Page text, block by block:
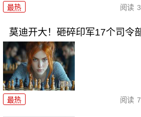
最热 阅读
莫迪开大！砸碎印军17个司令
最热 阅读